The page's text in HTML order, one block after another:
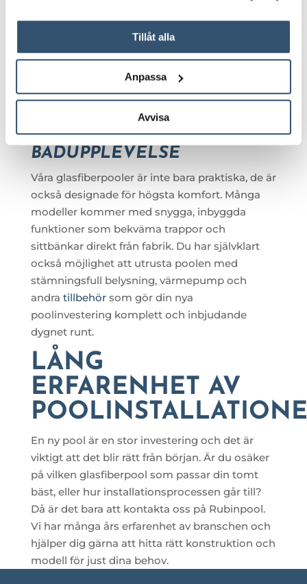
Tillåt alla
Anpassa
Avvisa
behöver lägga lika mycket tid på att skrubba
poolen, och förbrukningen av poolkemikalier
minskar ofta avsevärt jämfört med exempelvis
en betongpool. Du får helt enkelt mer tid för
bad och mindre tid för städning!
INTEGRERADE
FUNKTIONER OCH
TILLBEHÖR FÖR DIN
BADUPPLEVELSE
Våra glasfiberpooler är inte bara praktiska, de är
också designade för högsta komfort. Många
modeller kommer med snygga, inbyggda
funktioner som bekväma trappor och
sittbänkar direkt från fabrik. Du har självklart
också möjlighet att utrusta poolen med
stämningsfull belysning, värmepump och
andra tillbehörsom gör din nya
poolinvestering komplett och inbjudande
dygnet runt.
LÅNG
ERFARENHET AV
En ny pool är en stor investering och det är
viktigt att det blir rätt från början. Är du osäker
på vilken glasfiberpool som passar din tomt
bäst, eller hur installationsprocessen går till?
Då är det bara att kontakta oss på Rubinpool.
Vi har många års erfarenhet av branschen och
hjälper dig gärna att hitta rätt konstruktion och
modell för just dina behov.